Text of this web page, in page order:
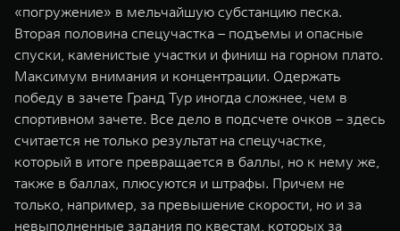
«погружение» в мельчайшую субстанцию песка.
Вторая половина спецучастка – подъемы и опасные
спуски, каменистые участки и финиш на горном плато.
Максимум внимания и концентрации. Одержать
победу в зачете Гранд Тур иногда сложнее, чем в
спортивном зачете. Все дело в подсчете очков – здесь
считается не только результат на спецучастке,
который в итоге превращается в баллы, но к нему же,
также в баллах, плюсуются и штрафы. Причем не
только, например, за превышение скорости, но и за
невыполненные задания по квестам, которых за